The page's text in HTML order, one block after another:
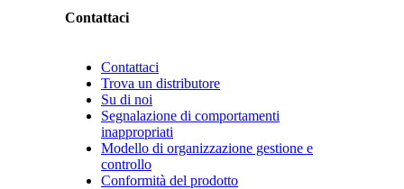
Contattaci
Contattaci
Trova un distributore
Su di noi
Segnalazione di comportamenti
inappropriati
Modello di organizzazione gestione e
controllo
Conformità del prodotto